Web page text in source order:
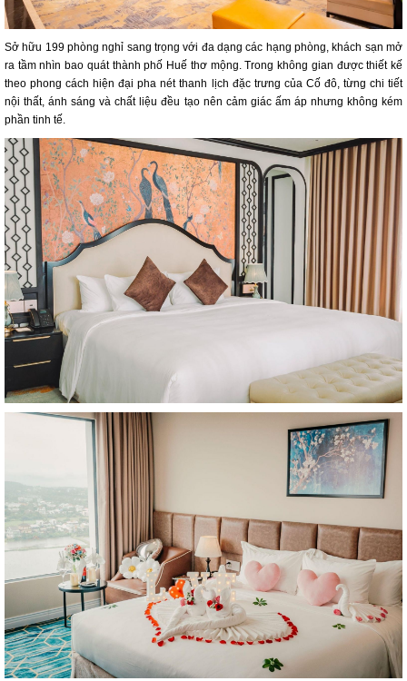
Sở hữu 199 phòng nghỉ sang trọng với đa dạng các hạng phòng, khách sạn mở
ra tầm nhìn bao quát thành phố Huế thơ mộng. Trong không gian được thiết kế
theo phong cách hiện đại pha nét thanh lịch đặc trưng của Cố đô, từng chi tiết
nội thất, ánh sáng và chất liệu đều tạo nên cảm giác ấm áp nhưng không kém
phần tinh tế.